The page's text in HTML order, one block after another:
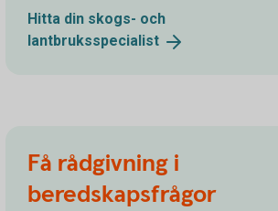
Hitta din skogs- och
lantbruksspecialist
Få rådgivning i
beredskapsfrågor